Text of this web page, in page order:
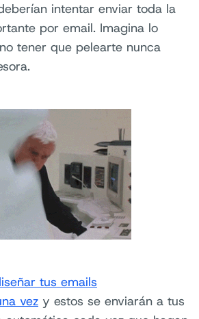
intentar enviar toda la
por email. Imagina lo
tener que pelearte nunca
tus emails
vez y estos se enviarán a tus